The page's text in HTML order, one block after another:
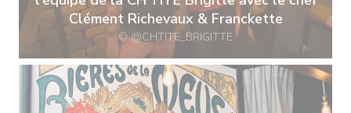
Clément Richevaux & Franckette
© @CHTITE_BRIGITTE